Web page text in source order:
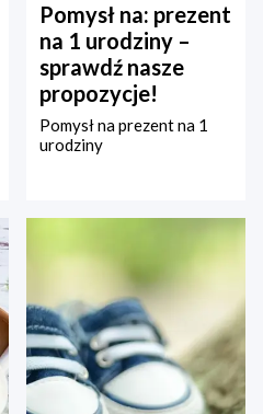
Pomysł na: prezent
na 1 urodziny –
sprawdź nasze
propozycje!
Pomysł na prezent na 1
urodziny